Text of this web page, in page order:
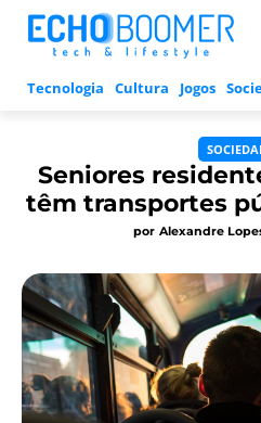
Tecnologia Cultura Jogos
Seniores
têm transportes
por Alexandre